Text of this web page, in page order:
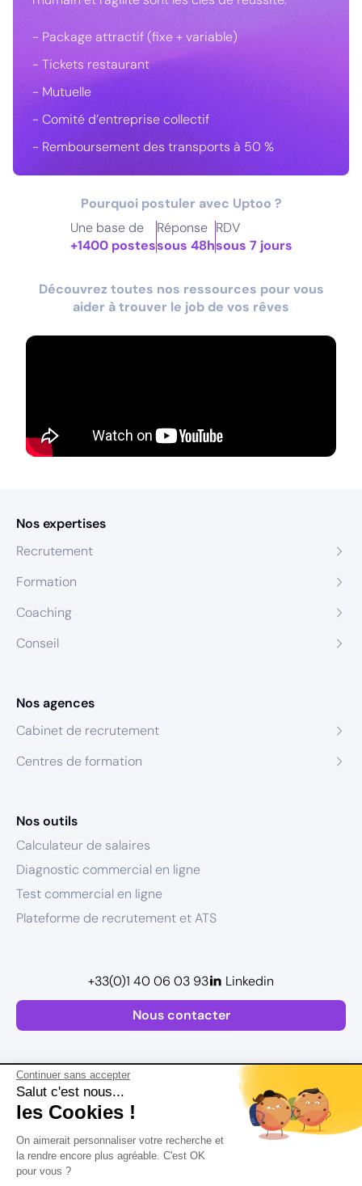
Continuer sans accepter
Salut c'est nous...
les Cookies !
On aimerait personnaliser votre recherche et
la rendre encore plus agréable. C'est OK
pour vous ?
- Package attractif (fixe + variable)
- Tickets restaurant
- Mutuelle
- Comité d’entreprise collectif
- Remboursement des transports à 50 %
Pourquoi postuler avec Uptoo ?
Une base de
+1400 postes
Réponse
sous 48h
RDV
sous 7 jours
Découvrez toutes nos ressources pour vous
aider à trouver le job de vos rêves
Nos expertises
Recrutement
Formation
Coaching
Conseil
Nos agences
Cabinet de recrutement
Centres de formation
Nos outils
Calculateur de salaires
Diagnostic commercial en ligne
Test commercial en ligne
Plateforme de recrutement et ATS
Nous contacter
+33(0)1 40 06 03 93 Linkedin
Plan de site
Mentions légales